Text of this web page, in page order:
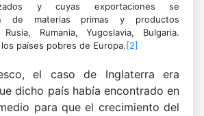
y cuyas exportaciones se
de materias primas y productos
Rusia, Rumania, Yugoslavia, Bulgaria.
países pobres de Europa.[2]
el caso de Inglaterra era
dicho país había encontrado en
para que el crecimiento del